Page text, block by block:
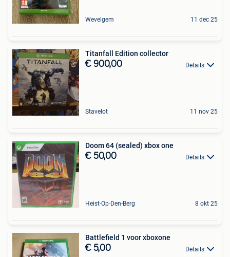
Wevelgem 11 dec 25
Titanfall Edition collector
€ 900,00 Details
Stavelot 11 nov 25
Doom 64 (sealed) xbox one
€ 50,00 Details
Heist-Op-Den-Berg 8 okt 25
Battlefield 1 voor xboxone
€ 5,00 Details